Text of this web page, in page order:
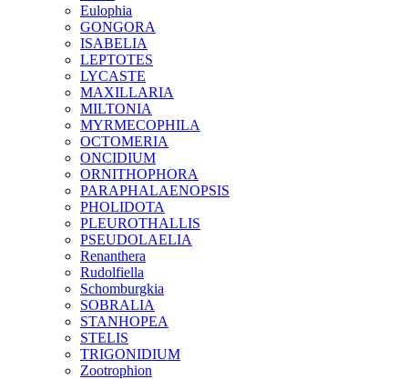
Eulophia
GONGORA
ISABELIA
LEPTOTES
LYCASTE
MAXILLARIA
MILTONIA
MYRMECOPHILA
OCTOMERIA
ONCIDIUM
ORNITHOPHORA
PARAPHALAENOPSIS
PHOLIDOTA
PLEUROTHALLIS
PSEUDOLAELIA
Renanthera
Rudolfiella
Schomburgkia
SOBRALIA
STANHOPEA
STELIS
TRIGONIDIUM
Zootrophion